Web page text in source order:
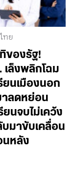
ทย
ของรัฐ!
เล็งพลิกโฉม
ยนเมืองนอก
าลดหย่อน
นจบไม่เคว้ง
มาขับเคลื่อน
นหลัง